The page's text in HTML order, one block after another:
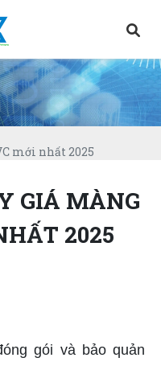
mới nhất 2025
GIÁ MÀNG
2025
gói và bảo quản